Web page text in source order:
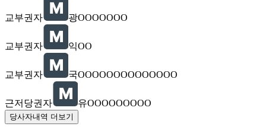
교부권자 광OOOOOOO
교부권자 익OO
교부권자 국OOOOOOOOOOOOOO
근저당권자 유OOOOOOOOO
당사자내역 더보기